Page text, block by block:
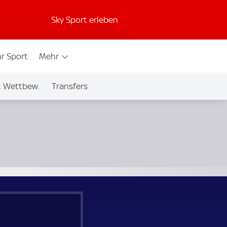
Sky Sport erleben
Sport Mehr
Wettbew. Transfers